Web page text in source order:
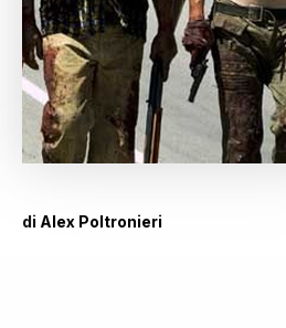
di Alex Poltronieri